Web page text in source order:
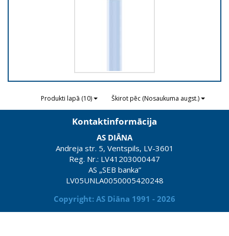
Produkti lapā (10) Škirot pēc (Nosaukuma augst.)
Kontaktinformācija
AS DIĀNA
Andreja str. 5, Ventspils, LV-3601
Reg. Nr.: LV41203000447
AS „SEB banka”
LV05UNLA0050005420248
Copyright: AS Diāna 1991 - 2026